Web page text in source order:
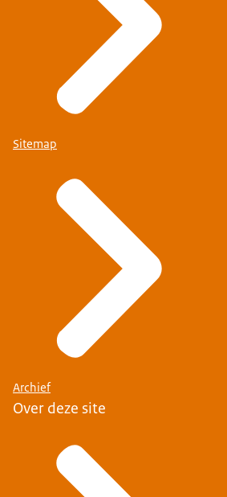
Sitemap
Archief
Over deze site